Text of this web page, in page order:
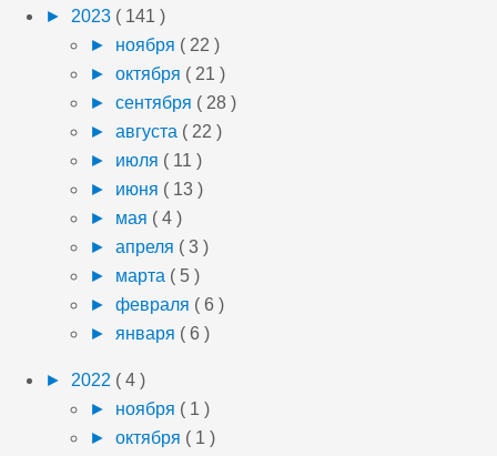
► 2023 ( 141 )
► ноября ( 22 )
► октября ( 21 )
► сентября ( 28 )
► августа ( 22 )
► июля ( 11 )
► июня ( 13 )
► мая ( 4 )
► апреля ( 3 )
► марта ( 5 )
► февраля ( 6 )
► января ( 6 )
► 2022 ( 4 )
► ноября ( 1 )
► октября ( 1 )